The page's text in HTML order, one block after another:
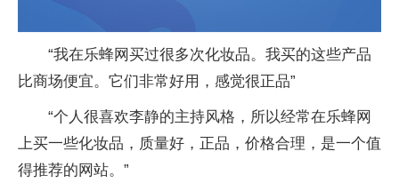
“我在乐蜂网买过很多次化妆品。我买的这些产品
比商场便宜。它们非常好用，感觉很正品”
“个人很喜欢李静的主持风格，所以经常在乐蜂网
上买一些化妆品，质量好，正品，价格合理，是一个值
得推荐的网站。”